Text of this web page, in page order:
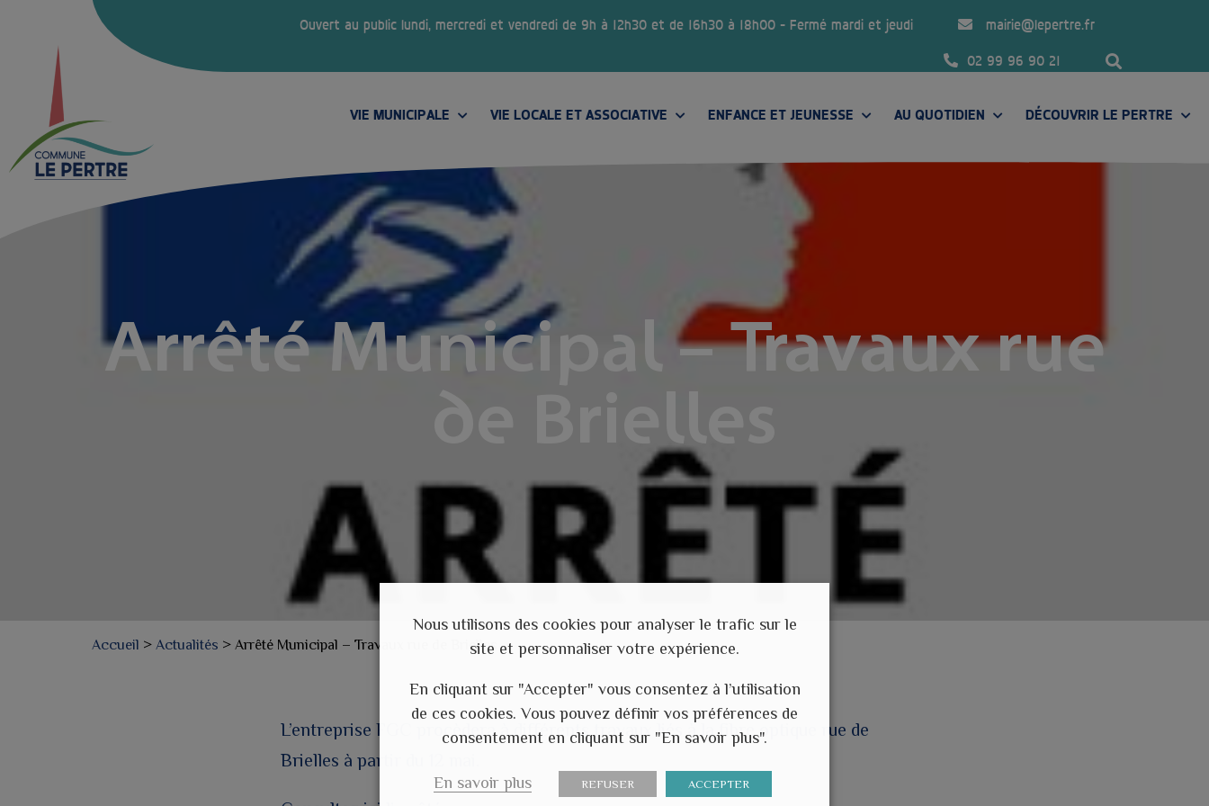
Ouvert au public lundi, mercredi et vendredi de 9h à 12h30 et de 16h30 à 18h00 – Fermé mardi et jeudi mairie@lepertre.fr
02 99 96 90 21
VIE MUNICIPALE VIE LOCALE ET ASSOCIATIVE ENFANCE ET JEUNESSE AU QUOTIDIEN DÉCOUVRIR LE PERTRE
Arrêté Municipal – Travaux rue
de Brielles
Accueil > Actualités > Arrêté Municipal – Travaux rue de Brielles
L’entreprise FGC procèdera à différents travaux liés à la fibre optique rue de
Brielles à partir du 12 mai.
Nous utilisons des cookies pour analyser le trafic sur le
site et personnaliser votre expérience.
En cliquant sur "Accepter" vous consentez à l’utilisation
de ces cookies. Vous pouvez définir vos préférences de
consentement en cliquant sur "En savoir plus".
En savoir plus REFUSER ACCEPTER